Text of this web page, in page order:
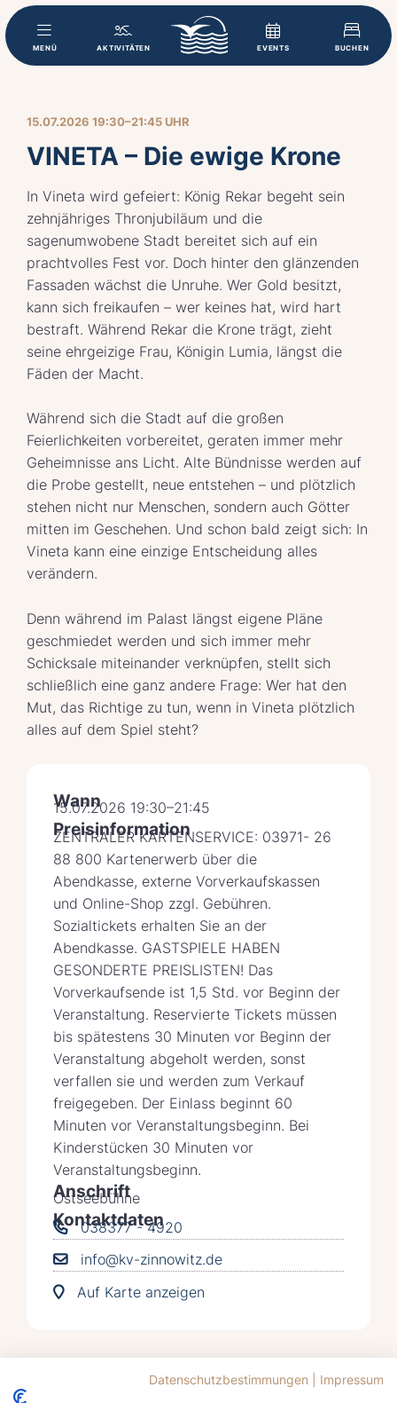
MENÜ AKTIVITÄTEN EVENTS BUCHEN
15.07.2026 19:30–21:45 UHR
VINETA – Die ewige Krone
In Vineta wird gefeiert: König Rekar begeht sein
zehnjähriges Thronjubiläum und die
sagenumwobene Stadt bereitet sich auf ein
prachtvolles Fest vor. Doch hinter den glänzenden
Fassaden wächst die Unruhe. Wer Gold besitzt,
kann sich freikaufen – wer keines hat, wird hart
bestraft. Während Rekar die Krone trägt, zieht
seine ehrgeizige Frau, Königin Lumia, längst die
Fäden der Macht.
Während sich die Stadt auf die großen
Feierlichkeiten vorbereitet, geraten immer mehr
Geheimnisse ans Licht. Alte Bündnisse werden auf
die Probe gestellt, neue entstehen – und plötzlich
stehen nicht nur Menschen, sondern auch Götter
mitten im Geschehen. Und schon bald zeigt sich: In
Vineta kann eine einzige Entscheidung alles
verändern.
Denn während im Palast längst eigene Pläne
geschmiedet werden und sich immer mehr
Schicksale miteinander verknüpfen, stellt sich
schließlich eine ganz andere Frage: Wer hat den
Mut, das Richtige zu tun, wenn in Vineta plötzlich
alles auf dem Spiel steht?
Wann
15.07.2026 19:30–21:45
Preisinformation
ZENTRALER KARTENSERVICE: 03971- 26
88 800 Kartenerwerb über die
Abendkasse, externe Vorverkaufskassen
und Online-Shop zzgl. Gebühren.
Sozialtickets erhalten Sie an der
Abendkasse. GASTSPIELE HABEN
GESONDERTE PREISLISTEN! Das
Vorverkaufsende ist 1,5 Std. vor Beginn der
Veranstaltung. Reservierte Tickets müssen
bis spätestens 30 Minuten vor Beginn der
Veranstaltung abgeholt werden, sonst
verfallen sie und werden zum Verkauf
freigegeben. Der Einlass beginnt 60
Minuten vor Veranstaltungsbeginn. Bei
Kinderstücken 30 Minuten vor
Veranstaltungsbeginn.
Anschrift
Ostseebühne
Kontaktdaten
038377 - 4920
info@kv-zinnowitz.de
Auf Karte anzeigen
Datenschutzbestimmungen Impressum